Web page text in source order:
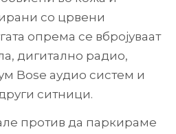
со црвени
опрема се вбројуваат
дигитално радио,
Bose аудио систем и
ситници.
против да паркираме